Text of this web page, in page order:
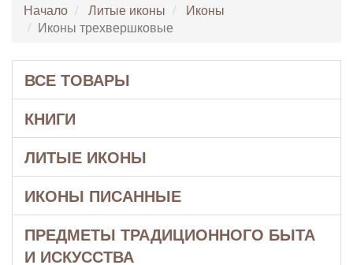
Начало Литые иконы
Иконы
Иконы трехвершковые
ВСЕ ТОВАРЫ
КНИГИ
ЛИТЫЕ ИКОНЫ
ИКОНЫ ПИСАННЫЕ
ПРЕДМЕТЫ ТРАДИЦИОННОГО БЫТА
И ИСКУССТВА